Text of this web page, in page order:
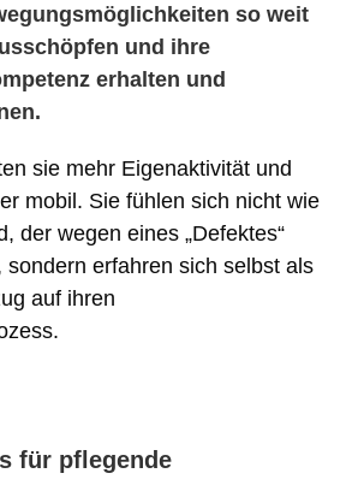
so weit
und ihre
erhalten und
sie mehr Eigenaktivität und
mobil. Sie fühlen sich nicht wie
der wegen eines „Defektes“
sondern erfahren sich selbst als
auf ihren
für pflegende